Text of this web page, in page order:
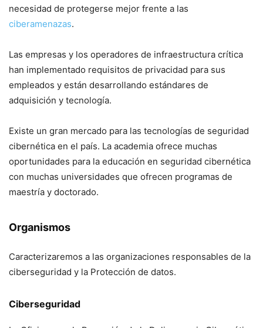
necesidad de protegerse mejor frente a las
ciberamenazas.
Las empresas y los operadores de infraestructura crítica
han implementado requisitos de privacidad para sus
empleados y están desarrollando estándares de
adquisición y tecnología.
Existe un gran mercado para las tecnologías de seguridad
cibernética en el país. La academia ofrece muchas
oportunidades para la educación en seguridad cibernética
con muchas universidades que ofrecen programas de
maestría y doctorado.
Organismos
Caracterizaremos a las organizaciones responsables de la
ciberseguridad y la Protección de datos.
Ciberseguridad